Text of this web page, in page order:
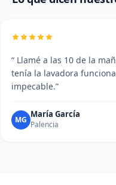
“ Llamé a las 10 de la
tenía la lavadora
impecable.”
MG
María García
Palencia